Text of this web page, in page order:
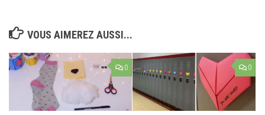
VOUS AIMEREZ AUSSI...
0 0